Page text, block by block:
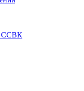
ССВК